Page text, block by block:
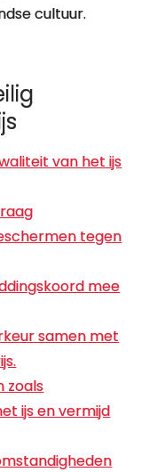
cultuur.
van het ijs
tegen
mee
samen met
zoals
ijs en vermijd